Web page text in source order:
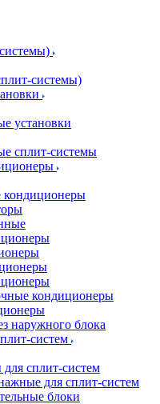
системы)
установки
сплит-системы
кондиционеры
наружного блока
систем
для сплит-систем
для сплит-систем
блоки